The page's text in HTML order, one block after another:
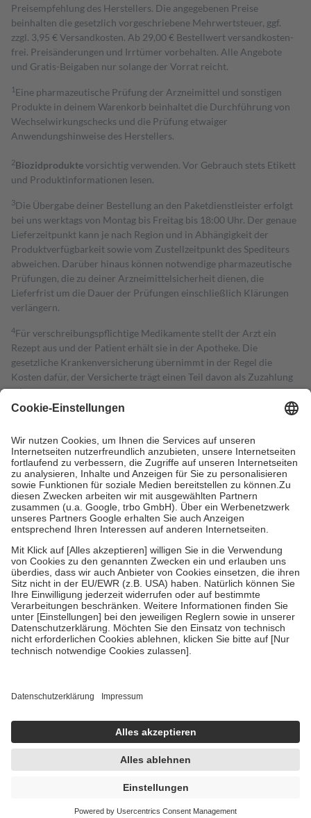
Preisempfehlung des Herstellers. Die angegebenen Preise
beinhalten die gesetzlich vorgeschriebene Mehrwertsteuer, ggf.
zzgl. 3,95 € Versandkosten. Ab 29,00 € Bestell­wert versand­kosten­
frei. Preisänderungen und Irrtümer vorbehalten. Alle Angebote
und Gratis-Beigaben nur solange der Vorrat reicht.
1 Eine pharmazeutische Prüfung der Arzneimittel und sonstigen
Produkte in deinem Warenkorb beinhaltet die Durchführung von
Wechselwirkungschecks und die Prüfung etwaiger
Anwendungshinweise des Herstellers.
2Biozidproduktevorsichtig verwenden. Vor Gebrauch stets Etikett
und Produktinformationen lesen.
3Die Übergabe deiner Bestellung an den Paketdienstleister erfolgt
bei uns werktags von Montag bis Freitag bis 18:00 Uhr. Der genaue
Lieferzeitpunkt kann je nach Region und in Abhängigkeit der
Produktverfügbarkeit sowie vom Zustellzeitpunkt des Spediteurs
abweichen. Darüber hinaus können notwendige pharmazeutische
Prüfungen, die zu deiner Arzneimittelsicherheit dienen, die
Lieferfrist um die Dauer der Prüfungen einschließlich Klärungen
verlängern.
4Für verschreibungspflichtige Medikamente stellt der Arzt ein
Rezept aus und der Patient erhält sie in der Apotheke. Die
gesetzliche Krankenversicherung übernimmt in der Regel die
Kosten dafür, der Versicherte trägt einen Teil davon als Zuzahlung
mit.
Grundsätzlich leisten Mitglieder Zuzahlungen in Höhe von zehn
höchstens zehn Euro.
Es sind jedoch nie mehr als die tatsächlichen
Kosten der Leistung zu entrichten.
Diese Regeln gelten grundsätzlich auch für Online-Apotheken.
Bei Heilmitteln und häuslicher Krankenpflege beträgt die
Zuzahlung zehn Prozent der Kosten sowie zehn Euro je
Verordnung.
Um das Engagement der Versicherten für ihre eigene Gesundheit zu
stärken und die besondere Stellung der Familie zu unterstützen,
fallenkeine Zuzahlungenan bei:
• Kindern und Jugendlichen bis zum vollendeten 18. Lebensjahr
mit Ausnahme der Fahrkosten
• Untersuchungen zur Vorsorge und Früherkennung, die von der
GKV getragen werden
• empfohlenen Schutzimpfungen
• Harn- und Blutteststreifen
getroffen, um sicherzustellen, dass es sich um echte Bewertungen
https://help.etrusted.com/hc/de/articles/4419944605341
Einige Bilder und Inhalte wurden unter Zuhilfenahme künstlicher